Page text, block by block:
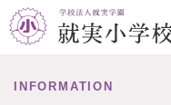
INFORMATION